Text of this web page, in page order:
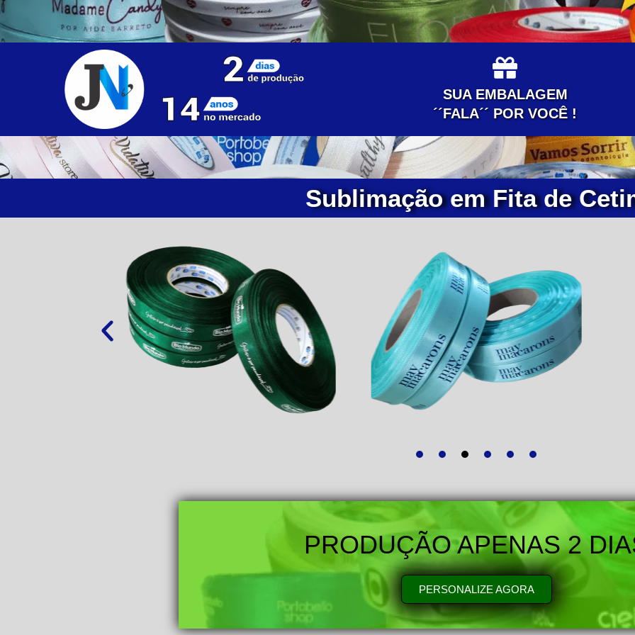
SUA EMBALAGEM
´´FALA´´ POR VOCÊ !
Sublimação em Fita de
PRODUÇÃO APENAS 2
PERSONALIZE AGORA